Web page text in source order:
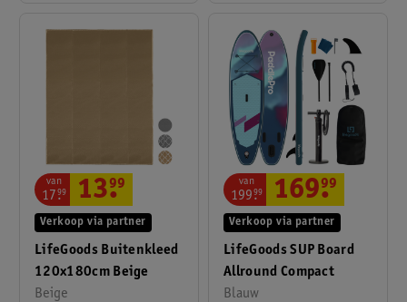
LifeGoods Buitenkleed
120x180cm Beige
Beige
Verkoop via partner
van
17.
99 13.
99
LifeGoods SUP Board
Allround Compact
Blauw
Verkoop via partner
van
199.
99 169.
99